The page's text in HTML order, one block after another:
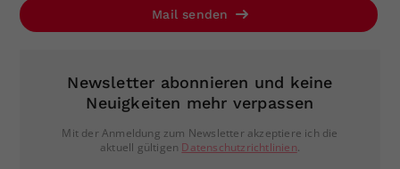
Mail senden
Newsletter abonnieren und keine
Neuigkeiten mehr verpassen
Mit der Anmeldung zum Newsletter akzeptiere ich die
aktuell gültigen Datenschutzrichtlinien.